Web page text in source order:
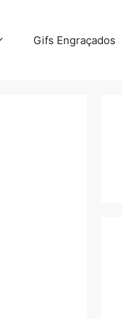
Gifs Engraçados